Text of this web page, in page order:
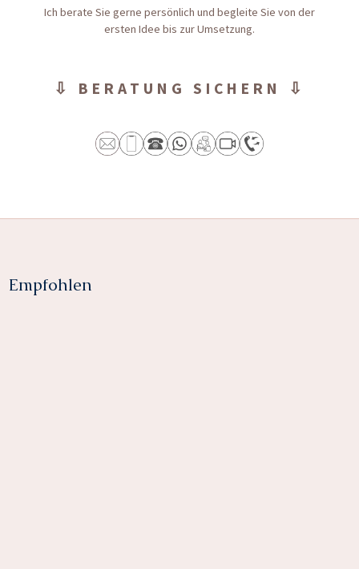
Ich berate Sie gerne persönlich und begleite Sie von der
ersten Idee bis zur Umsetzung.
⇩ BERATUNG SICHERN ⇩
Empfohlen